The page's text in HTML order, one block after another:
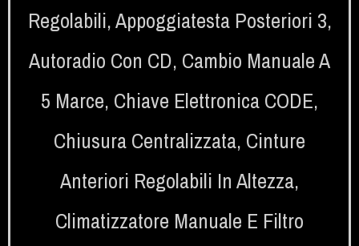
Regolabili,Appoggiatesta Posteriori 3,
Autoradio Con CD, Cambio Manuale A
5 Marce, Chiave Elettronica CODE,
Chiusura Centralizzata, Cinture
Anteriori Regolabili In Altezza,
Climatizzatore Manuale E Filtro